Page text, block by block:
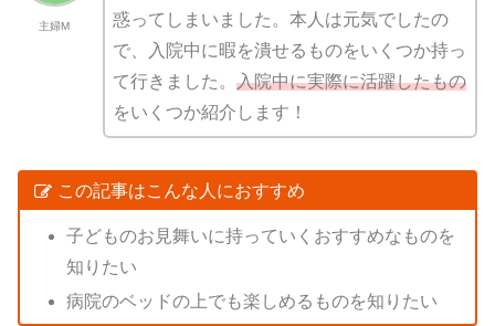
主婦M
惑ってしまいました。本人は元気でしたの
で、入院中に暇を潰せるものをいくつか持っ
て行きました。 入院中に実際に活躍したもの
をいくつか紹介します！
この記事はこんな人におすすめ
子どものお見舞いに持っていくおすすめなものを
知りたい
病院のベッドの上でも楽しめるものを知りたい